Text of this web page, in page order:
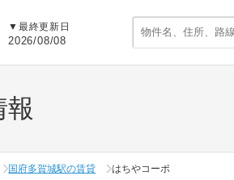
▼ 最終更新日
2026/08/08
国府多賀城駅の賃貸 はちやコーポ